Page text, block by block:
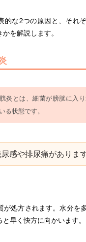
的な2つの原因と、それ
を解説します。
炎とは、細菌が膀胱に入
る状態です。
感や排尿痛があります
が処方されます。水分を
早く快方に向かいます。